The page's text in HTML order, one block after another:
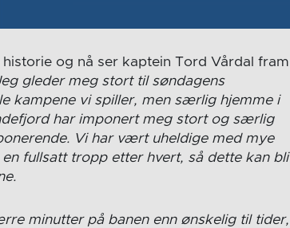
og nå ser kaptein Tord Vårdal fram
gleder meg stort til søndagens
kampene vi spiller, men særlig hjemme i
har imponert meg stort og særlig
Vi har vært uheldige med mye
fullsatt tropp etter hvert, så dette kan bli
minutter på banen enn ønskelig til tider,